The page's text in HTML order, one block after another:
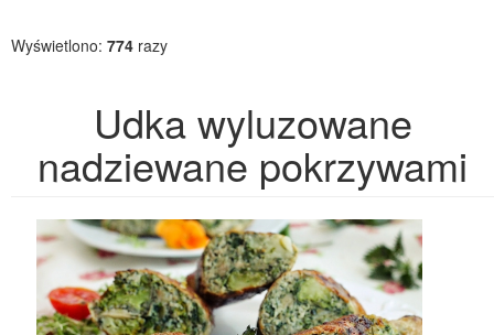
Wyświetlono: 774 razy
Udka wyluzowane
nadziewane pokrzywami